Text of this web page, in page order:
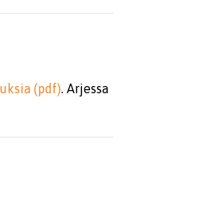
(pdf). Arjessa